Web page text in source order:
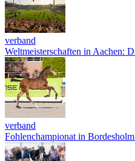
verband
Weltmeisterschaften in Aachen:
verband
Fohlenchampionat in